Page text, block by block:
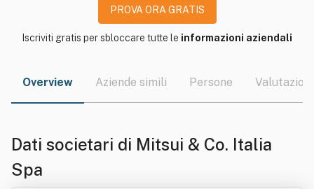
PROVA ORA GRATIS
Iscriviti gratis per sbloccare tutte le informazioni aziendali
Overview Aziende simili Persone Valutazioni
Dati societari di Mitsui & Co. Italia
Spa